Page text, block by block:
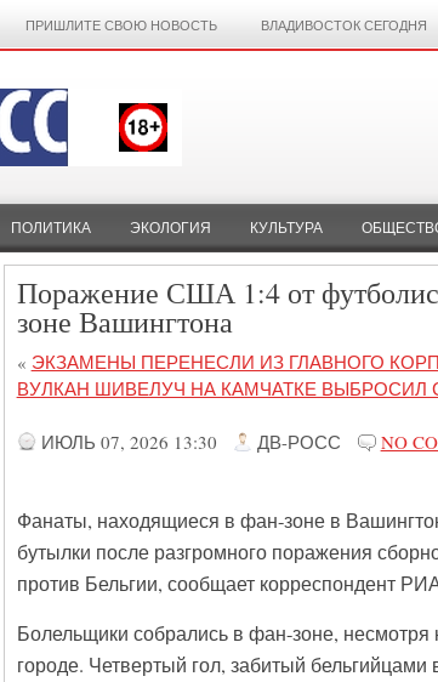
ПРИШЛИТЕ СВОЮ НОВОСТЬ ВЛАДИВОСТОК СЕГОДНЯ
ПОЛИТИКА ЭКОЛОГИЯ КУЛЬТУРА
Поражение США 1:4 от
зоне Вашингтона
« ЭКЗАМЕНЫ ПЕРЕНЕСЛИ ИЗ ГЛАВНОГО
ВУЛКАН ШИВЕЛУЧ НА КАМЧАТКЕ ВЫБРОСИЛ
ИЮЛЬ 07, 2026 13:30 ДВ-РОСС NO
Фанаты, находящиеся в фан-зоне в
бутылки после разгромного поражения
против Бельгии, сообщает корреспондент
Болельщики собрались в фан-зоне,
городе. Четвертый гол, забитый